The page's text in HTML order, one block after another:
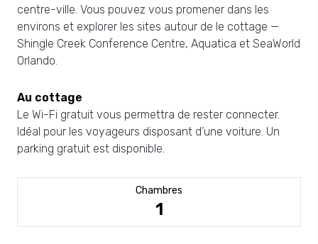
centre-ville. Vous pouvez vous promener dans les
environs et explorer les sites autour de le cottage —
Shingle Creek Conference Centre, Aquatica et SeaWorld
Orlando.
Au cottage
Le Wi-Fi gratuit vous permettra de rester connecter.
Idéal pour les voyageurs disposant d’une voiture. Un
parking gratuit est disponible.
Chambres
1